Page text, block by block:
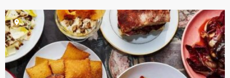
Accueil
À Montréal, installé depuis 2015 dans un ancien
presbytère de la Petite-Bourgogn